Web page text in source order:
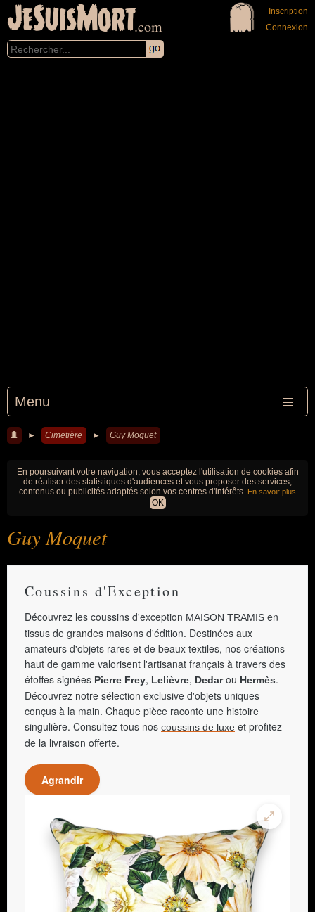
JeSuisMort.com
Menu
Inscription
Connexion
► Cimetière ► Guy Moquet
En poursuivant votre navigation, vous acceptez l'utilisation de cookies afin
de réaliser des statistiques d'audiences et vous proposer des services,
contenus ou publicités adaptés selon vos centres d'intérêts. En savoir plus
OK
Guy Moquet
Coussins d'Exception
Découvrez les coussins d'exception MAISON TRAMIS en
tissus de grandes maisons d'édition. Destinées aux
amateurs d'objets rares et de beaux textiles, nos créations
haut de gamme valorisent l'artisanat français à travers des
étoffes signées Pierre Frey, Lelièvre, Dedarou Hermès.
Découvrez notre sélection exclusive d'objets uniques
conçus à la main. Chaque pièce raconte une histoire
singulière. Consultez tous nos coussins de luxe et profitez
de la livraison offerte.
Agrandir